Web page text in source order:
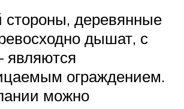
стороны, деревянные
дышат, с
являются
ограждением.
можно